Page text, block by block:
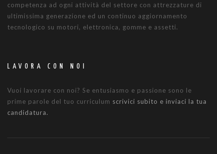
competenza ad ogni attività del settore con attrezzature di
ultimissima generazione ed un continuo aggiornamento
tecnologico su motori, elettronica, gomme e assetti.
LAVORA CON NOI
Vuoi lavorare con noi? Se entusiasmo e passione sono le
prime parole del tuo curriculum scrivici subito e inviaci la tua
candidatura.